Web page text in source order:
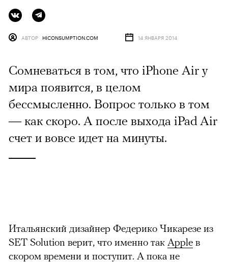
АВТОР HICONSUMPTION.COM 14 ЯНВАРЯ 2014
Сомневаться в том, что iPhone Air у
мира появится, в целом
бессмысленно. Вопрос только в том
— как скоро. А после выхода iPad Air
счет и вовсе идет на минуты.
Итальянский дизайнер Федерико Чикарезе из
SET Solution верит, что именно так Apple в
скором времени и поступит. А пока не